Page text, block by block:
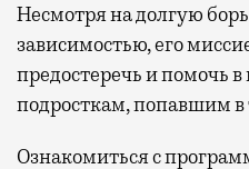
Несмотря на долгую
зависимостью, его
предостеречь и помочь
подросткам, попавшим
Ознакомиться с